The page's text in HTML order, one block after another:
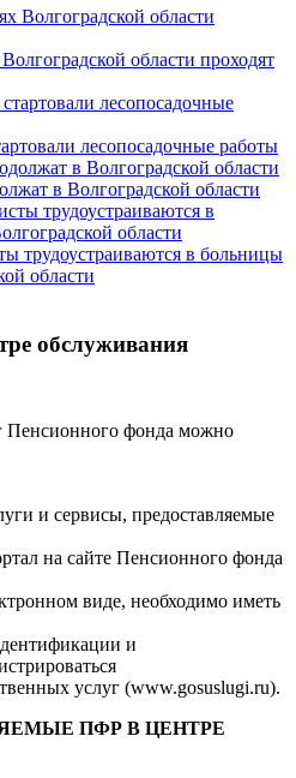
области проходят
лесопосадочные работы
в Волгоградской области
трудоустраиваются в больницы
области
обслуживания
Пенсионного фонда можно
и сервисы, предоставляемые
на сайте Пенсионного фонда
виде, необходимо иметь
и
услуг (www.gosuslugi.ru).
ПФР В ЦЕНТРЕ